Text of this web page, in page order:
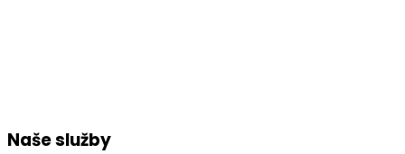
Naše služby